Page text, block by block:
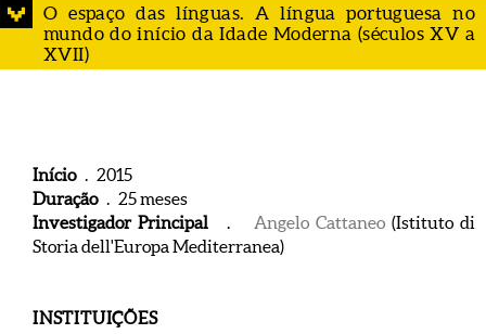
O espaço das línguas. A língua portuguesa no
mundo do início da Idade Moderna (séculos XV a
XVII)
Início. 2015
Duração. 25 meses
Investigador Principal . Angelo Cattaneo(Istituto di
Storia dell'Europa Mediterranea)
INSTITUIÇÕES